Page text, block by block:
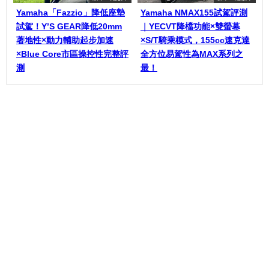
Yamaha「Fazzio」降低座墊
試駕！Y’S GEAR降低20mm
著地性×動力輔助起步加速
×Blue Core市區操控性完整評
測
Yamaha NMAX155試駕評測
｜YECVT降檔功能×雙螢幕
×S/T騎乘模式，155cc速克達
全方位易駕性為MAX系列之
最！